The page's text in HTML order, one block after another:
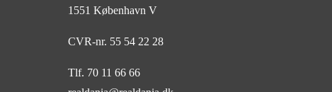
1551 København V
CVR-nr. 55 54 22 28
Tlf. 70 11 66 66